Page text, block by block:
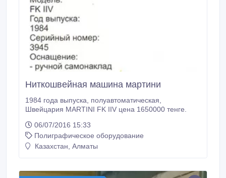
Ниткошвейная машина мартини
1984 года выпуска, полуавтоматическая,
Швейцария MARTINI FK IIV цена 1650000 тенге.
06/07/2016 15:33
Полиграфическое оборудование
Казахстан, Алматы